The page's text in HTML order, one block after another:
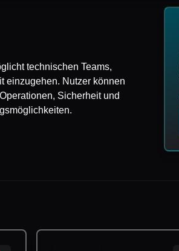
technischen Teams,
einzugehen. Nutzer können
Sicherheit und